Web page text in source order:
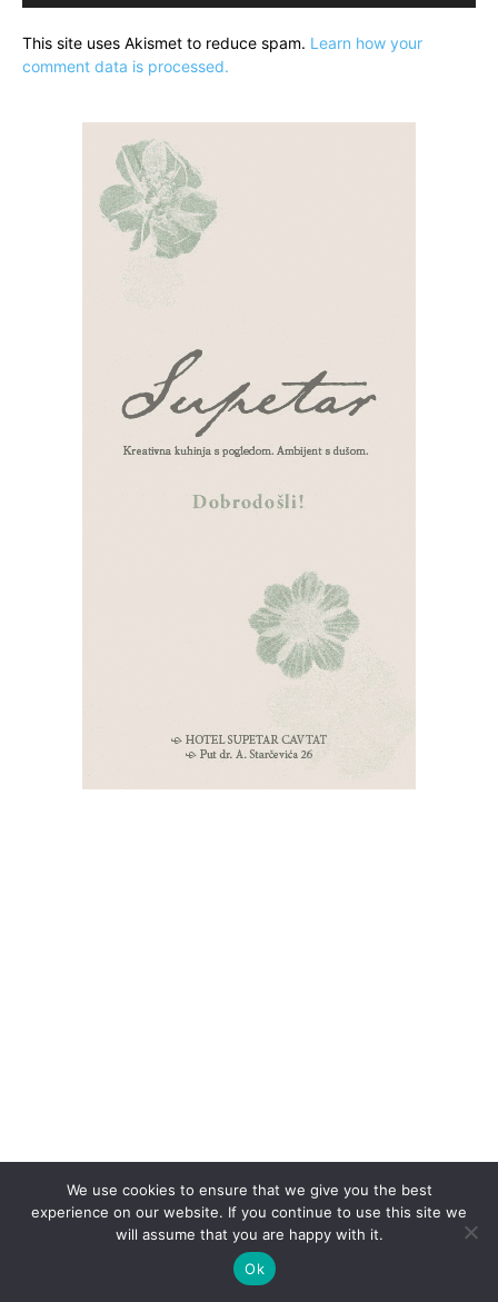
This site uses Akismet to reduce spam. Learn how your
comment data is processed.
DANAS OBJAVLJENO
PREDSTAVLJAMO: Luka Bokić, od
uspješnog maturanta do rada s djecom.
We use cookies to ensure that we give you the best
experience on our website. If you continue to use this site we
will assume that you are happy with it.
Ok